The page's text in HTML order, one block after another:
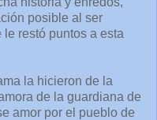
posible al ser
le restó puntos a esta
la hicieron de la
de la guardiana de
amor por el pueblo de